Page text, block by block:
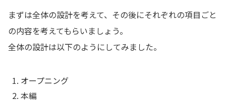
まずは全体の設計を考えて、その後にそれぞれの項目ごと
の内容を考えてもらいましょう。
全体の設計は以下のようにしてみました。
オープニング
本編